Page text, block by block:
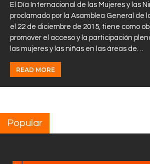
Contactos
El Día Internacional de las Mujeres y las
proclamado por la Asamblea General de
el 22 de diciembre de 2015, tiene como
promover el acceso y la participación
las mujeres y las niñas en las áreas de…
READ MORE
Popular